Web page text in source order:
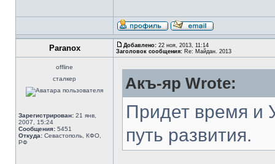
Paranox Добавлено: 22 ноя, 2013, 11:14
Заголовок сообщения: Re: Майдан. 2013
offline
сталкер
Зарегистрирован: 21 янв,
2007, 15:24
Сообщения: 5451
Откуда: Севастополь, КФО,
РФ
Акъ-яр Wrote:
Придет время и
путь развития.